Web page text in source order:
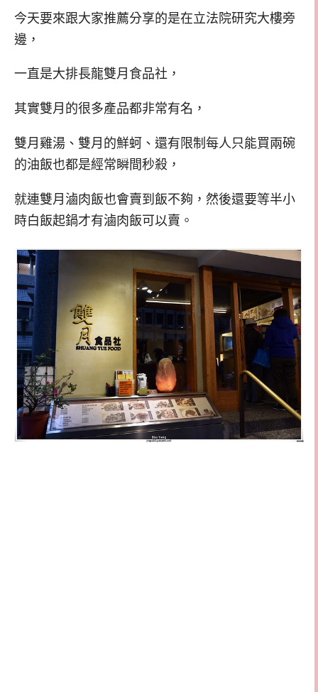
今天要來跟大家推薦分享的是在立法院研究大樓旁
邊，
一直是大排長龍雙月食品社，
其實雙月的很多產品都非常有名，
雙月雞湯、雙月的鮮蚵、還有限制每人只能買兩碗
的油飯也都是經常瞬間秒殺，
就連雙月滷肉飯也會賣到飯不夠，然後還要等半小
時白飯起鍋才有滷肉飯可以賣。